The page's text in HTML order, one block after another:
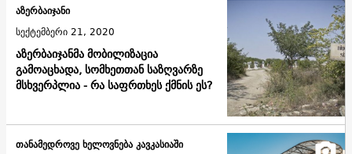
აზერბაიჯანმა მობილიზაცია
გამოაცხადა, სომხეთთან საზღვარზე
მსხვერპლია - რა საფრთხეს ქმნის ეს?
აზერბაიჯანი
სექტემბერი 21, 2020
თანამედროვე ხელოვნება კავკასიაში